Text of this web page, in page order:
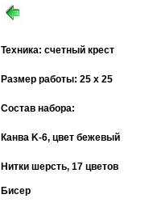
Техника: счетный крест
Размер работы: 25 х 25
Состав набора:
Канва K-6, цвет бежевый
Нитки шерсть, 17 цветов
Бисер